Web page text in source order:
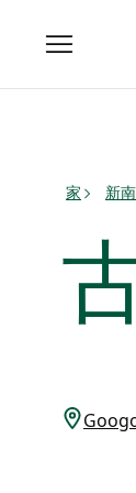
Toggle
navigation
家 新